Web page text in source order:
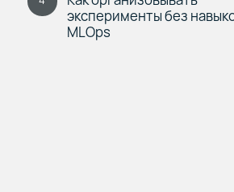
эксперименты без
MLOps